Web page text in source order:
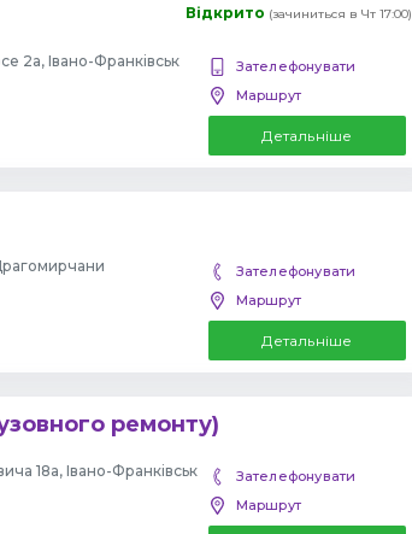
Відкрито (зачиниться в Чт 17:00)
2а, Івано-Франківськ
Зателефонувати
Маршрут
Детальніше
Зателефонувати
Маршрут
Детальніше
ремонту)
18а, Івано-Франківськ
Зателефонувати
Маршрут